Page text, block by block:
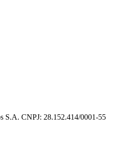
S.A. CNPJ: 28.152.414/0001-55